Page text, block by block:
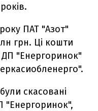
ПАТ "Азот"
грн. Ці кошти
ДП "Енергоринок"
скасовані
"Енергоринок",